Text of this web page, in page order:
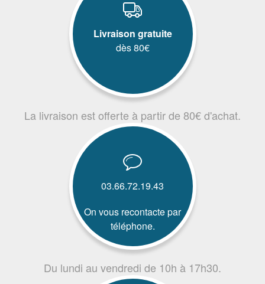
Livraison gratuite
dès 80€
La livraison est offerte à partir de 80€ d'achat.
03.66.72.19.43
On vous recontacte par
téléphone.
Du lundi au vendredi de 10h à 17h30.